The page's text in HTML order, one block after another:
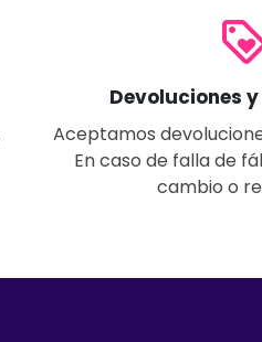
Devoluciones
Aceptamos
En caso de falla de
cambio o